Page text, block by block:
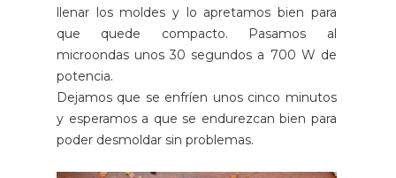
llenar los moldes y lo apretamos bien para
que quede compacto. Pasamos al
microondas unos 30 segundos a 700 W de
potencia.
Dejamos que se enfríen unos cinco minutos
y esperamos a que se endurezcan bien para
poder desmoldar sin problemas.